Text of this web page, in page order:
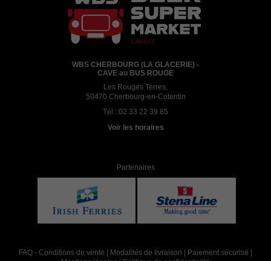
WBS CHERBOURG (LA GLACERIE) -
CAVE au BUS ROUGE
Les Rouges Terres,
50470 Cherbourg-en-Cotentin
Tél : 02 33 22 39 85
Voir les horaires
Partenaires
FAQ - Conditions de vente Modalités de livraison Paiement sécurisé